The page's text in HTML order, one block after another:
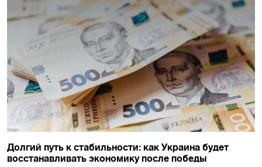
Долгий путь к стабильности: как Украина будет
восстанавливать экономику после победы